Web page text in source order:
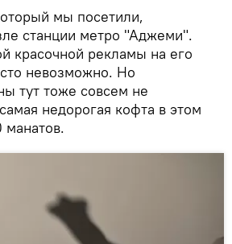
мы посетили,
станции метро "Аджеми".
красочной рекламы на его
невозможно. Но
тут тоже совсем не
недорогая кофта в этом
манатов.